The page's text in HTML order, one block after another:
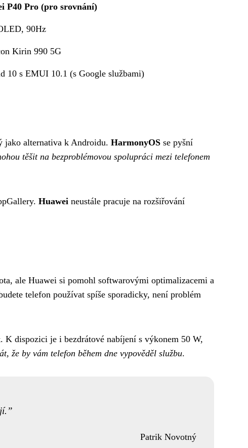
P40 Pro (pro srovnání)
90Hz
Kirin 990 5G
10 s EMUI 10.1 (s Google službami)
jako alternativa k Androidu. HarmonyOS se pyšní
těšit na bezproblémovou spolupráci mezi telefonem
Huawei neustále pracuje na rozšiřování
ale Huawei si pomohl softwarovými optimalizacemi a
telefon používat spíše sporadicky, není problém
dispozici je i bezdrátové nabíjení s výkonem 50 W,
že by vám telefon během dne vypověděl službu.
Patrik Novotný